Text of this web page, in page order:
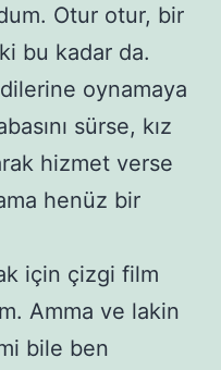
Otur otur, bir
bu kadar da.
oynamaya
sürse, kız
hizmet verse
henüz bir
için çizgi film
Amma ve lakin
bile ben